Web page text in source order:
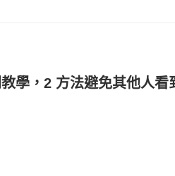
學，2 方法避免其他人看